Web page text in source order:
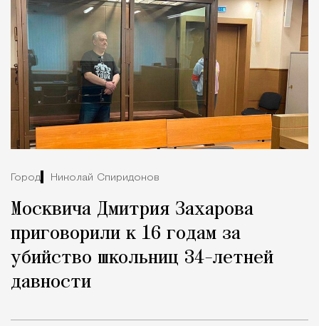
Город Николай Спиридонов
Москвича Дмитрия Захарова
приговорили к 16 годам за
убийство школьниц 34-летней
давности